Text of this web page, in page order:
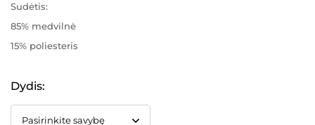
Sudėtis:
85% medvilnė
15% poliesteris
Dydis: